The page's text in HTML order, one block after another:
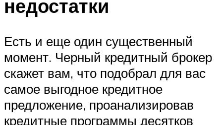
недостатки
Есть и еще один существенный
момент. Черный кредитный брокер
скажет вам, что подобрал для вас
самое выгодное кредитное
предложение, проанализировав
кредитные программы десятков